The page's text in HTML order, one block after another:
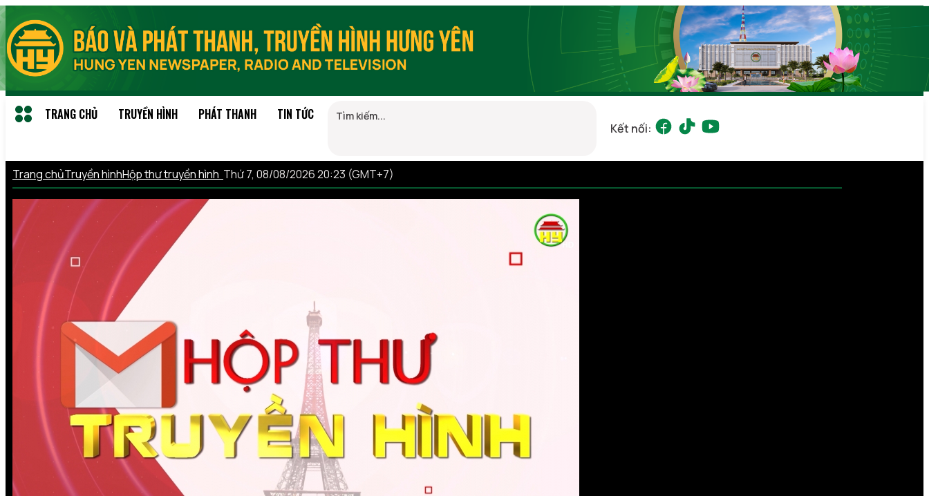
TRANG CHỦ TRUYỀN HÌNH PHÁT THANH TIN TỨC
Kết nối:
Trang chủTruyền hìnhHộp thư truyền hình Thứ 7, 08/08/2026 20:23 (GMT+7)